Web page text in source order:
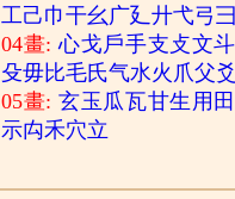
工己巾干幺 广廴廾弋弓彐
04畫:心戈戶手支 攴文斗
殳毋比毛氏气水火 爪父爻
05畫:玄玉 瓜瓦甘生 用 田
示禸禾穴立